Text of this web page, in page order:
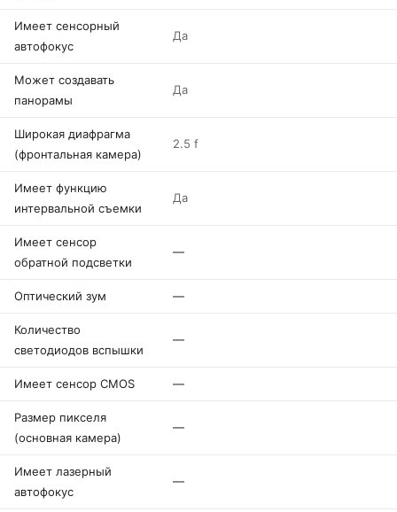
Имеет сенсорный
автофокус
Да
Может создавать
панорамы
Да
Широкая диафрагма
(фронтальная камера)
2.5 f
Имеет функцию
интервальной съемки
Да
Имеет сенсор
обратной подсветки
—
Оптический зум —
Количество
светодиодов вспышки
—
Имеет сенсор CMOS —
Размер пикселя
(основная камера)
—
Имеет лазерный
автофокус
—